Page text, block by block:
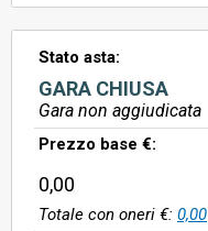
Stato asta:
GARA CHIUSA
Gara non aggiudicata
Prezzo base €:
0,00
Totale con oneri €: 0,00